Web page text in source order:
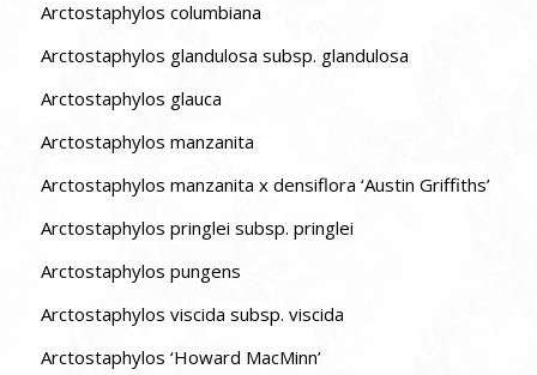
Arctostaphylos columbiana
Arctostaphylos glandulosa subsp. glandulosa
Arctostaphylos glauca
Arctostaphylos manzanita
Arctostaphylos manzanita x densiflora ‘Austin Griffiths’
Arctostaphylos pringlei subsp. pringlei
Arctostaphylos pungens
Arctostaphylos viscida subsp. viscida
Arctostaphylos ‘Howard MacMinn’